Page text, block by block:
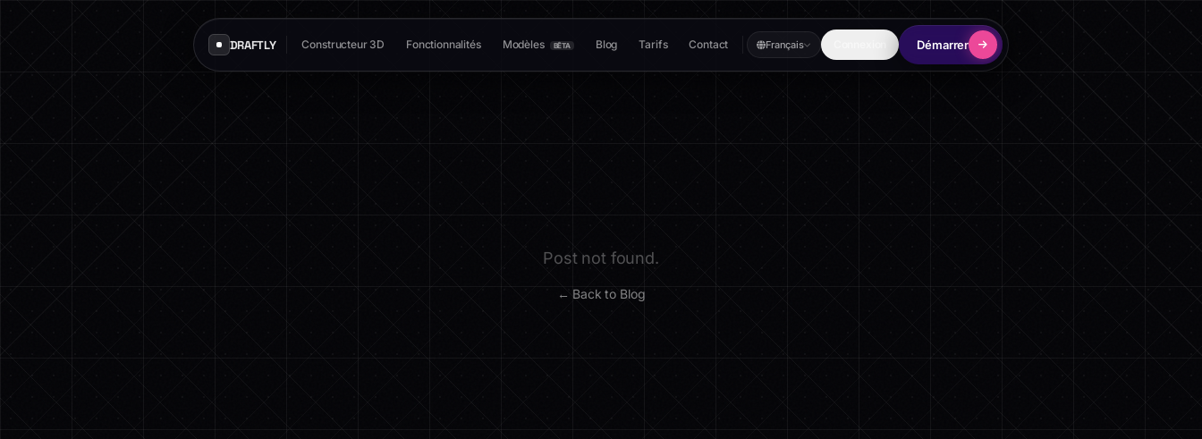
DRAFTLY Constructeur 3D Fonctionnalités Modèles BÊTA Blog Tarifs Contact Français Démarrer
Post not found.
← Back to Blog